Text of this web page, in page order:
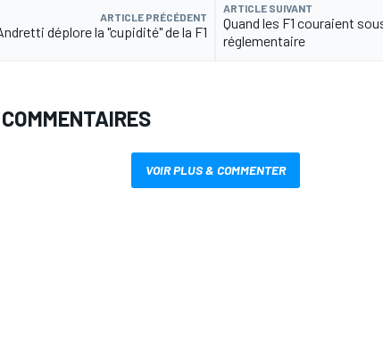
ARTICLE PRÉCÉDENT
déplore la "cupidité" de la F1
ARTICLE SUIVANT
Quand les F1 couraient
réglementaire
VOIR PLUS & COMMENTER